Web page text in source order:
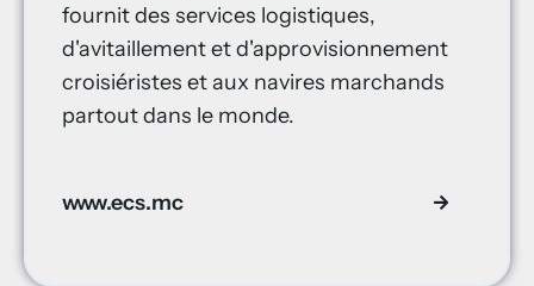
fournit des services logistiques,
d'avitaillement et d'approvisionnement
croisiéristes et aux navires marchands
partout dans le monde.
www.ecs.mc